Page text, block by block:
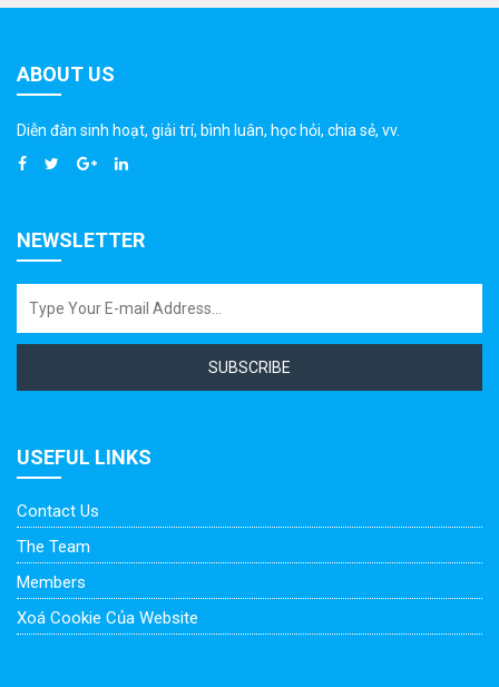
ABOUT US
Diễn đàn sinh hoạt, giải trí, bình luân, học hỏi, chia sẻ, vv.
NEWSLETTER
SUBSCRIBE
USEFUL LINKS
Contact Us
The Team
Members
Xoá Cookie Của Website